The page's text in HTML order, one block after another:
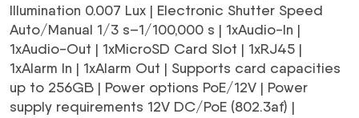
Illumination 0.007 Lux | Electronic Shutter Speed
Auto/Manual 1/3 s–1/100,000 s | 1xAudio-In |
1xAudio-Out | 1xMicroSD Card Slot | 1xRJ45 |
1xAlarm In | 1xAlarm Out | Supports card capacities
up to 256GB | Power options PoE/12V | Power
supply requirements 12V DC/PoE (802.3af) |